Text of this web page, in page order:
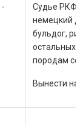
-
Судье РКФ-
немецкий
бульдог,
остальных
породам
Вынести на